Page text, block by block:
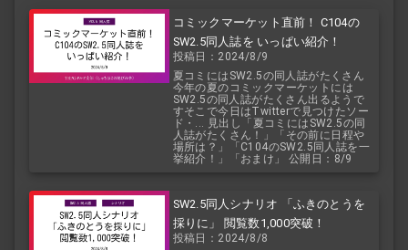
コミックマーケット直前！ C104の
SW2.5同人誌を いっぱい紹介！
投稿日：2024/8/9
夏コミにはSW2.5の同人誌がたくさん
今年の夏のコミックマーケットには
SW2.5の同人誌がたくさん出るようで
すそこで今日はTwitterで見つけたソー
ド・... 見出し「夏コミにはSW2.5の同
人誌がたくさん！」「その前に日程や
場所は？」「C104のSW2.5同人誌を一
挙紹介！」「おまけ」 公開日：8/9
SW2.5同人シナリオ 「ふきのとうを
採りに」 閲覧数1,000突破！
投稿日：2024/8/8